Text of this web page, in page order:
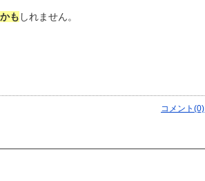
も しれません。
コメント(0)